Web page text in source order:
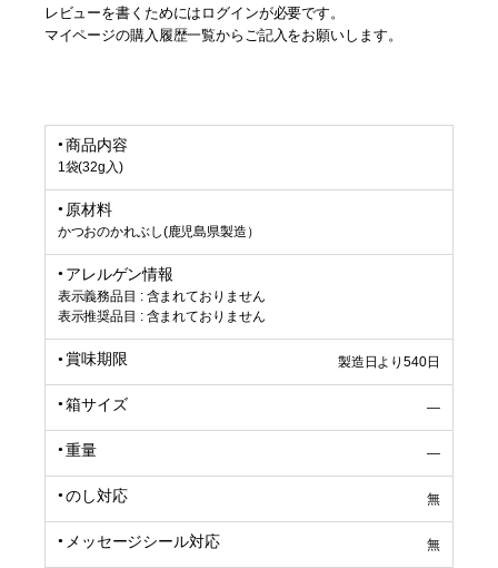
レビューを書くためにはログインが必要です。
マイページの購入履歴一覧からご記入をお願いします。
商品内容
1袋(32g入)
原材料
かつおのかれぶし(鹿児島県製造）
アレルゲン情報
表示義務品目 : 含まれておりません
表示推奨品目 : 含まれておりません
賞味期限 製造日より540日
箱サイズ ―
重量 ―
のし対応 無
メッセージシール対応 無